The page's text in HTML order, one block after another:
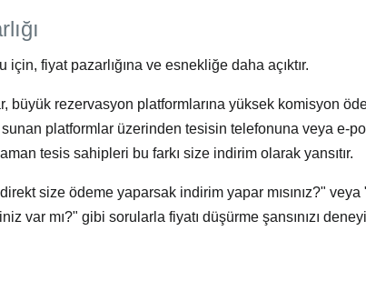
fiyat pazarlığına ve esnekliğe daha açıktır.
büyük rezervasyon platformlarına yüksek komisyon
sunan platformlar üzerinden tesisin telefonuna veya e-
tesis sahipleri bu farkı size indirim olarak yansıtır.
size ödeme yaparsak indirim yapar mısınız?"
var mı?" gibi sorularla fiyatı düşürme şansınızı